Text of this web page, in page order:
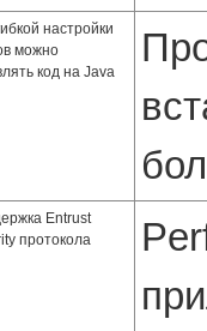
настройки
можно
код на Java
Entrust
протокола